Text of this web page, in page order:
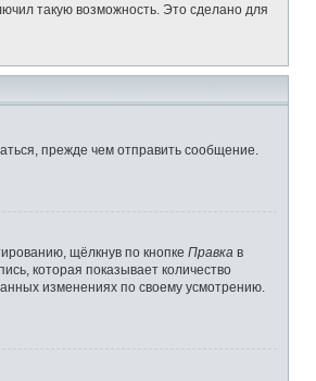
такую возможность. Это сделано для
прежде чем отправить сообщение.
щёлкнув по кнопке Правка в
которая показывает количество
изменениях по своему усмотрению.